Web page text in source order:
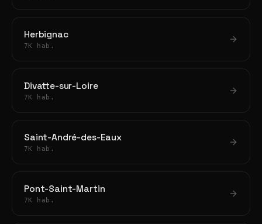
Herbignac
7K hab.
Divatte-sur-Loire
7K hab.
Saint-André-des-Eaux
7K hab.
Pont-Saint-Martin
7K hab.